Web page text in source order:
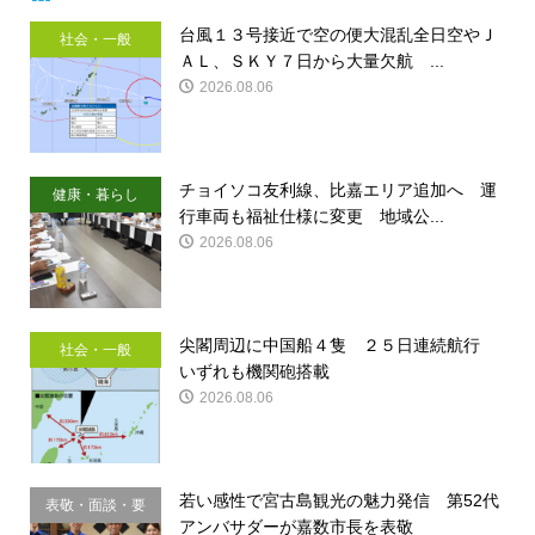
社会・一般
台風１３号接近で空の便大混乱全日空やＪ
ＡＬ、ＳＫＹ７日から大量欠航 ...
2026.08.06
健康・暮らし
チョイソコ友利線、比嘉エリア追加へ 運
行車両も福祉仕様に変更 地域公...
2026.08.06
社会・一般
尖閣周辺に中国船４隻 ２５日連続航行
いずれも機関砲搭載
2026.08.06
表敬・面談・要
若い感性で宮古島観光の魅力発信 第52代
アンバサダーが嘉数市長を表敬